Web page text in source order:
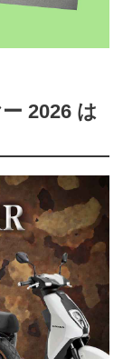
2026 は